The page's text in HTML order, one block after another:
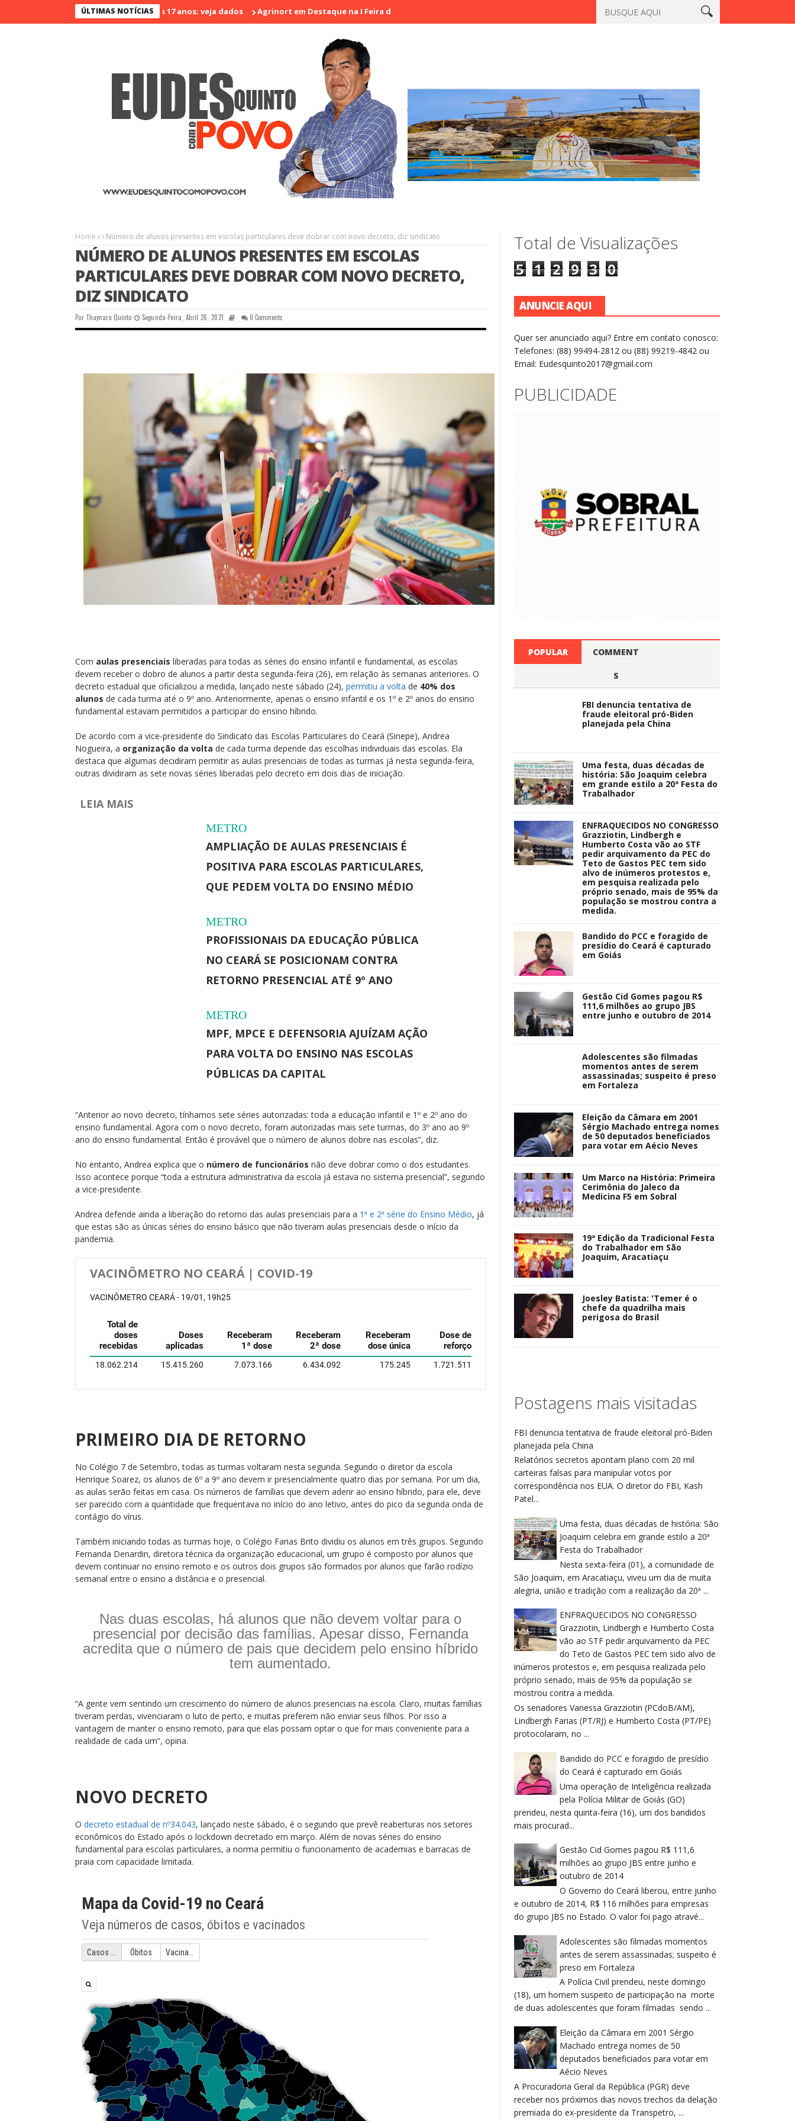
ÚLTIMAS NOTÍCIAS
o menos violento nos últimos 17 anos; veja dados Agrinort em Destaque na I Feira de Artesãos e Produtores Rurais de Aracatiaçu, Sobral Vigilante é morto a tiros em laboratório no centro de
Home Número de alunos presentes em escolas particulares deve dobrar com novo decreto, diz sindicato
NÚMERO DE ALUNOS PRESENTES EM ESCOLAS
PARTICULARES DEVE DOBRAR COM NOVO DECRETO,
DIZ SINDICATO
Por Thaynara Quinto Segunda-Feira, Abril 26, 2021 0 Comments
Com aulas presenciais liberadas para todas as séries do ensino infantil e fundamental, as escolas
devem receber o dobro de alunos a partir desta segunda-feira (26), em relação às semanas anteriores. O
decreto estadual que oficializou a medida, lançado neste sábado (24), permitiu a volta de 40% dos
alunos de cada turma até o 9º ano. Anteriormente, apenas o ensino infantil e os 1º e 2º anos do ensino
fundamental estavam permitidos a participar do ensino híbrido.
De acordo com a vice-presidente do Sindicato das Escolas Particulares do Ceará (Sinepe), Andrea
Nogueira, a organização da volta de cada turma depende das escolhas individuais das escolas. Ela
destaca que algumas decidiram permitir as aulas presenciais de todas as turmas já nesta segunda-feira,
outras dividiram as sete novas séries liberadas pelo decreto em dois dias de iniciação.
LEIA MAIS
METRO
AMPLIAÇÃO DE AULAS PRESENCIAIS É
POSITIVA PARA ESCOLAS PARTICULARES,
QUE PEDEM VOLTA DO ENSINO MÉDIO
METRO
PROFISSIONAIS DA EDUCAÇÃO PÚBLICA
NO CEARÁ SE POSICIONAM CONTRA
RETORNO PRESENCIAL ATÉ 9º ANO
METRO
MPF, MPCE E DEFENSORIA AJUÍZAM AÇÃO
PARA VOLTA DO ENSINO NAS ESCOLAS
PÚBLICAS DA CAPITAL
“Anterior ao novo decreto, tínhamos sete séries autorizadas: toda a educação infantil e 1º e 2º ano do
ensino fundamental. Agora com o novo decreto, foram autorizadas mais sete turmas, do 3º ano ao 9º
ano do ensino fundamental. Então é provável que o número de alunos dobre nas escolas”, diz.
No entanto, Andrea explica que o número de funcionários não deve dobrar como o dos estudantes.
Isso acontece porque “toda a estrutura administrativa da escola já estava no sistema presencial”, segundo
a vice-presidente.
Andrea defende ainda a liberação do retorno das aulas presenciais para a 1ª e 2ª série do Ensino Médio, já
que estas são as únicas séries do ensino básico que não tiveram aulas presenciais desde o início da
pandemia.
VACINÔMETRO NO CEARÁ | COVID-19
PRIMEIRO DIA DE RETORNO
No Colégio 7 de Setembro, todas as turmas voltaram nesta segunda. Segundo o diretor da escola
Henrique Soarez, os alunos de 6º a 9º ano devem ir presencialmente quatro dias por semana. Por um dia,
as aulas serão feitas em casa. Os números de famílias que devem aderir ao ensino híbrido, para ele, deve
ser parecido com a quantidade que frequentava no início do ano letivo, antes do pico da segunda onda de
contágio do vírus.
Também iniciando todas as turmas hoje, o Colégio Farias Brito dividiu os alunos em três grupos. Segundo
Fernanda Denardin, diretora técnica da organização educacional, um grupo é composto por alunos que
devem continuar no ensino remoto e os outros dois grupos são formados por alunos que farão rodízio
semanal entre o ensino a distância e o presencial.
Nas duas escolas, há alunos que não devem voltar para o
presencial por decisão das famílias. Apesar disso, Fernanda
acredita que o número de pais que decidem pelo ensino híbrido
tem aumentado.
“A gente vem sentindo um crescimento do número de alunos presenciais na escola. Claro, muitas famílias
tiveram perdas, vivenciaram o luto de perto, e muitas preferem não enviar seus filhos. Por isso a
vantagem de manter o ensino remoto, para que elas possam optar o que for mais conveniente para a
realidade de cada um”, opina.
NOVO DECRETO
O decreto estadual de nº34.043, lançado neste sábado, é o segundo que prevê reaberturas nos setores
econômicos do Estado após o lockdown decretado em março. Além de novas séries do ensino
fundamental para escolas particulares, a norma permitiu o funcionamento de academias e barracas de
praia com capacidade limitada.
Total de Visualizações
5 1 2 9 3 0
ANUNCIE AQUI
Quer ser anunciado aqui? Entre em contato conosco:
Telefones: (88) 99494-2812 ou (88) 99219-4842 ou
Email: Eudesquinto2017@gmail.com
PUBLICIDADE
POPULAR COMMENT
S
FBI denuncia tentativa de
fraude eleitoral pró-Biden
planejada pela China
Uma festa, duas décadas de
história: São Joaquim celebra
em grande estilo a 20ª Festa do
Trabalhador
ENFRAQUECIDOS NO CONGRESSO
Grazziotin, Lindbergh e
Humberto Costa vão ao STF
pedir arquivamento da PEC do
Teto de Gastos PEC tem sido
alvo de inúmeros protestos e,
em pesquisa realizada pelo
próprio senado, mais de 95% da
população se mostrou contra a
medida.
Bandido do PCC e foragido de
presídio do Ceará é capturado
em Goiás
Gestão Cid Gomes pagou R$
111,6 milhões ao grupo JBS
entre junho e outubro de 2014
Adolescentes são filmadas
momentos antes de serem
assassinadas; suspeito é preso
em Fortaleza
Eleição da Câmara em 2001
Sérgio Machado entrega nomes
de 50 deputados beneficiados
para votar em Aécio Neves
Um Marco na História: Primeira
Cerimônia do Jaleco da
Medicina F5 em Sobral
19ª Edição da Tradicional Festa
do Trabalhador em São
Joaquim, Aracatiaçu
Joesley Batista: 'Temer é o
chefe da quadrilha mais
perigosa do Brasil
Postagens mais visitadas
FBI denuncia tentativa de fraude eleitoral pró-Biden
planejada pela China
Relatórios secretos apontam plano com 20 mil
carteiras falsas para manipular votos por
correspondência nos EUA. O diretor do FBI, Kash
Patel...
Uma festa, duas décadas de história: São
Joaquim celebra em grande estilo a 20ª
Festa do Trabalhador
Nesta sexta-feira (01), a comunidade de
São Joaquim, em Aracatiaçu, viveu um dia de muita
alegria, união e tradição com a realização da 20ª ...
ENFRAQUECIDOS NO CONGRESSO
Grazziotin, Lindbergh e Humberto Costa
vão ao STF pedir arquivamento da PEC
do Teto de Gastos PEC tem sido alvo de
inúmeros protestos e, em pesquisa realizada pelo
próprio senado, mais de 95% da população se
mostrou contra a medida.
Os senadores Vanessa Grazziotin (PCdoB/AM),
Lindbergh Farias (PT/RJ) e Humberto Costa (PT/PE)
protocolaram, no ...
Bandido do PCC e foragido de presídio
do Ceará é capturado em Goiás
Uma operação de Inteligência realizada
pela Polícia Militar de Goiás (GO)
prendeu, nesta quinta-feira (16), um dos bandidos
mais procurad...
Gestão Cid Gomes pagou R$ 111,6
milhões ao grupo JBS entre junho e
outubro de 2014
O Governo do Ceará liberou, entre junho
e outubro de 2014, R$ 116 milhões para empresas
do grupo JBS no Estado. O valor foi pago atravé...
Adolescentes são filmadas momentos
antes de serem assassinadas; suspeito é
preso em Fortaleza
A Polícia Civil prendeu, neste domingo
(18), um homem suspeito de participação na morte
de duas adolescentes que foram filmadas sendo ...
Eleição da Câmara em 2001 Sérgio
Machado entrega nomes de 50
deputados beneficiados para votar em
Aécio Neves
A Procuradoria Geral da República (PGR) deve
receber nos próximos dias novos trechos da delação
premiada do ex-presidente da Transpetro, ...